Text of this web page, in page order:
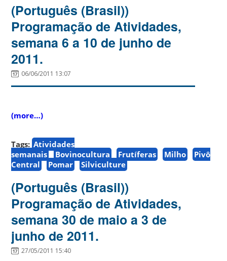
(Português (Brasil))
Programação de Atividades,
semana 6 a 10 de junho de
2011.
06/06/2011 13:07
(more…)
Tags: Atividades
semanais
Bovinocultura Frutíferas Milho
Pivô
Central
Pomar Silviculture
(Português (Brasil))
Programação de Atividades,
semana 30 de maio a 3 de
junho de 2011.
27/05/2011 15:40